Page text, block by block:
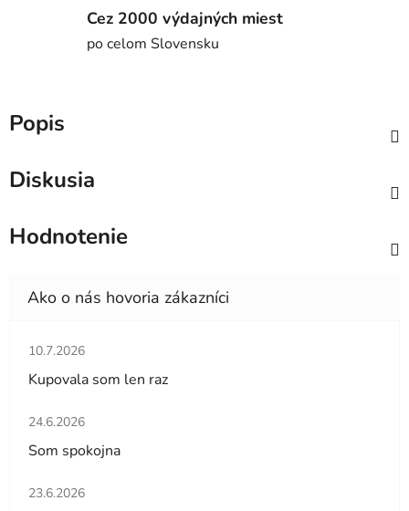
Cez 2000 výdajných miest
po celom Slovensku
Popis
Diskusia
Hodnotenie
Hodnotenie obchodu je 5 z 5 hviezdičiek.
10.7.2026
Kupovala som len raz
Hodnotenie obchodu je 5 z 5 hviezdičiek.
24.6.2026
Som spokojna
Hodnotenie obchodu je 5 z 5 hviezdičiek.
23.6.2026